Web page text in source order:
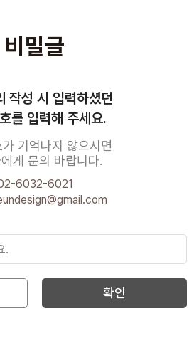
비밀글
작성 시 입력하셨던
를 입력해 주세요.
기억나지 않으시면
게 문의 바랍니다.
6032-6021
확인